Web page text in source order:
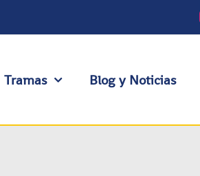
Tramas Blog y Noticias